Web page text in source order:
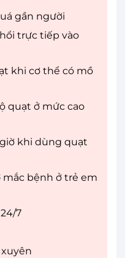
gần người
trực tiếp vào
khi cơ thể có mồ
quạt ở mức cao
khi dùng quạt
mắc bệnh ở trẻ em
7